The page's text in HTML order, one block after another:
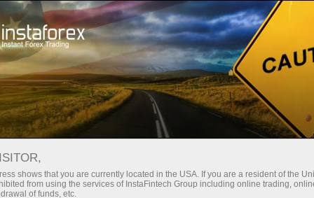
akaun segera Platform dagangan
Bahagian Pedagang
Baharu
Bahagian Rakan Niaga Perkhidmatan
di seluruh dunia
SAMBUTAN PERAYAAN DI
shows that you are currently located in the USA. If you are a resident of the
from using the services of InstaFintech Group including online trading,
of funds, etc.